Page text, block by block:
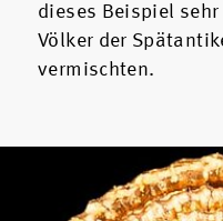
dieses Beispiel
Völker der
vermischten.